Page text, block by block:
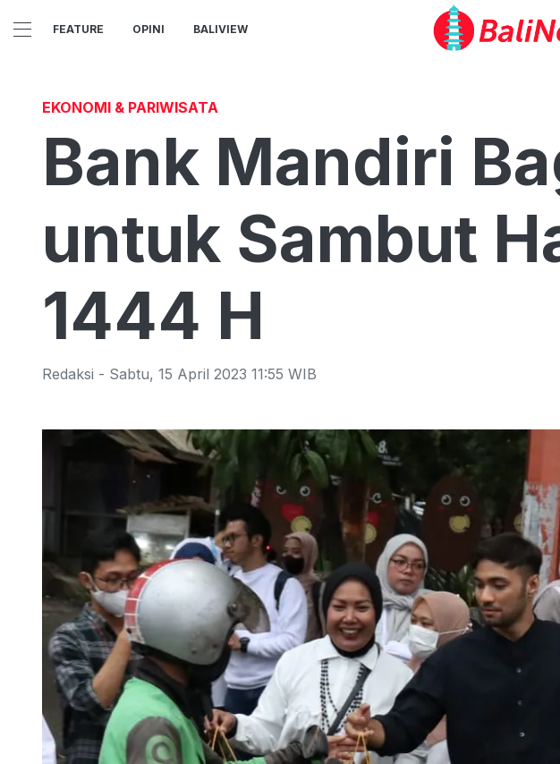
FEATURE OPINI BALIVIEW
EKONOMI & PARIWISATA
Bank Mandiri
untuk Sambut
1444 H
Redaksi - Sabtu, 15 April 2023 11:55 WIB